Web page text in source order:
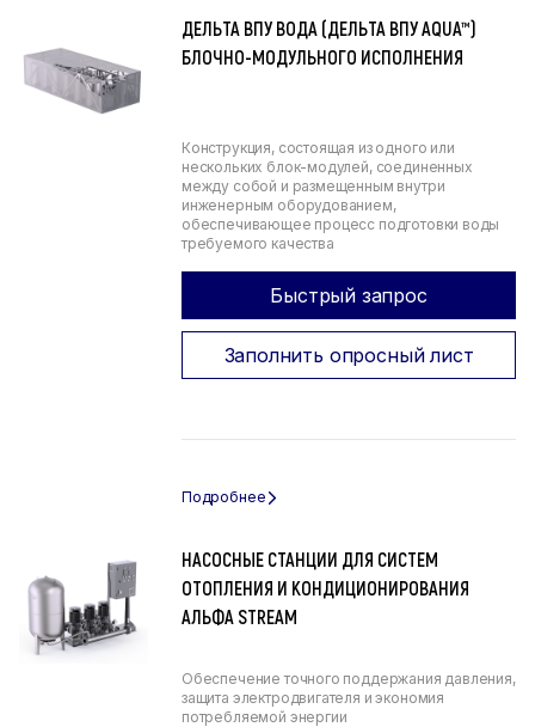
ДЕЛЬТА ВПУ ВОДА (ДЕЛЬТА ВПУ AQUA™)
БЛОЧНО-МОДУЛЬНОГО ИСПОЛНЕНИЯ
Конструкция, состоящая из одного или
нескольких блок-модулей, соединенных
между собой и размещенным внутри
инженерным оборудованием,
обеспечивающее процесс подготовки воды
требуемого качества
Быстрый запрос
Заполнить опросный лист
НАСОСНЫЕ СТАНЦИИ ДЛЯ СИСТЕМ
ОТОПЛЕНИЯ И КОНДИЦИОНИРОВАНИЯ
АЛЬФА STREAM
Обеспечение точного поддержания давления,
защита электродвигателя и экономия
потребляемой энергии